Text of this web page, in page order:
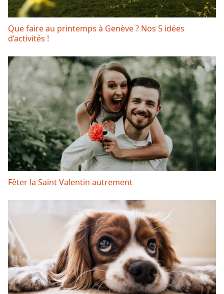
Que faire au printemps à Genève ? Nos 5 idées
d’activités !
Fêter la Saint Valentin autrement